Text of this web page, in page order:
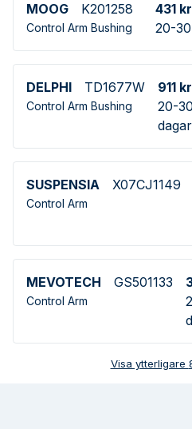
MOOG
K201258
Control Arm Bushing
431 kr
20-
DELPHI TD1677W
Control Arm Bushing
911 kr
20-30
dagar
SUSPENSIA X07CJ1149
Control Arm
MEVOTECH GS501133
Control Arm
Visa ytterligare